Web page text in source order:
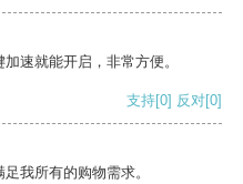
速就能开启，非常方便。
支持[0] 反对[0]
我所有的购物需求。